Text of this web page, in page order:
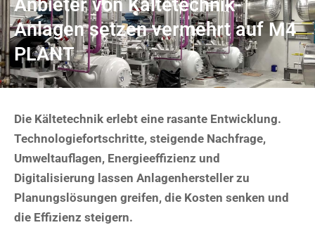
Anbieter von Kältetechnik-
Anlagen setzen vermehrt auf M4
PLANT
Die Kältetechnik erlebt eine rasante Entwicklung.
Technologiefortschritte, steigende Nachfrage,
Umweltauflagen, Energieeffizienz und
Digitalisierung lassen Anlagenhersteller zu
Planungslösungen greifen, die Kosten senken und
die Effizienz steigern.